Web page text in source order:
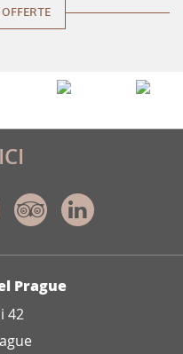
Prague
42
Tripadvisor
Linkedin